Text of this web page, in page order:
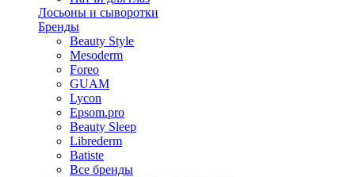
Лосьоны и сыворотки
Бренды
Beauty Style
Mesoderm
Foreo
GUAM
Lycon
Epsom.pro
Beauty Sleep
Librederm
Batiste
Все бренды